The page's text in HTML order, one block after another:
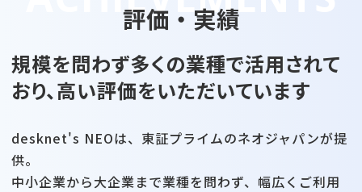
評価・実績
規模を問わず多くの業種で活用されて
おり、高い評価をいただいています
desknet's NEOは、東証プライムのネオジャパンが提
供。
中小企業から大企業まで業種を問わず、幅広くご利用